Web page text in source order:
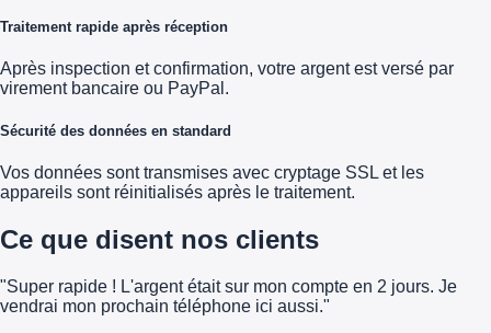
Traitement rapide après réception
Après inspection et confirmation, votre argent est versé par
virement bancaire ou PayPal.
Sécurité des données en standard
Vos données sont transmises avec cryptage SSL et les
appareils sont réinitialisés après le traitement.
Ce que disent nos clients
"Super rapide ! L'argent était sur mon compte en 2 jours. Je
vendrai mon prochain téléphone ici aussi."